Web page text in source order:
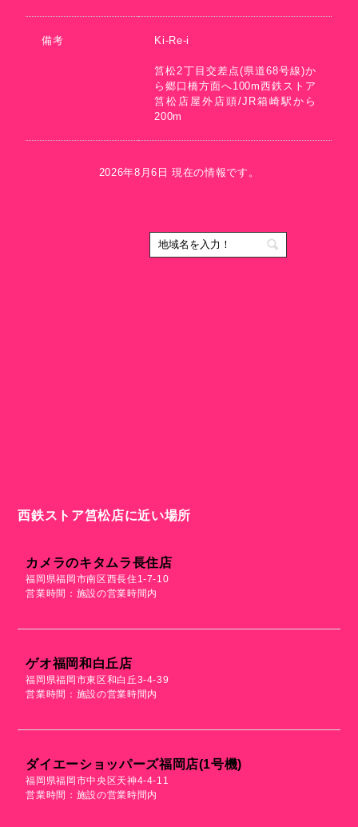
備考 Ki-Re-i
筥松2丁目交差点(県道68号線)か
ら郷口橋方面へ100m西鉄ストア
筥松店屋外店頭/JR箱崎駅から
200m
2026年8月6日 現在の情報です。
西鉄ストア筥松店に近い場所
カメラのキタムラ長住店
福岡県福岡市南区西長住1-7-10
営業時間：施設の営業時間内
ゲオ福岡和白丘店
福岡県福岡市東区和白丘3-4-39
営業時間：施設の営業時間内
ダイエーショッパーズ福岡店(1号機)
福岡県福岡市中央区天神4-4-11
営業時間：施設の営業時間内